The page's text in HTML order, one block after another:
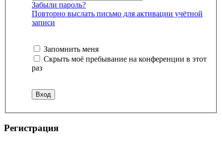
Забыли пароль?
Повторно выслать письмо для активации учётной
записи
Запомнить меня
Скрыть моё пребывание на конференции в этот
раз
Регистрация